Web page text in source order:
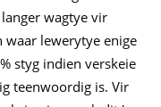
wagtye vir
waar lewerytye enige
styg indien verskeie
teenwoordig is. Vir